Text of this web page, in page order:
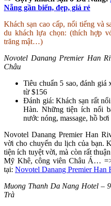
Nẵng gần biển, đẹp, giá rẻ
Khách sạn cao cấp, nổi tiếng và
du khách lựa chọn: (thích hợp
trăng mật…)
Novotel Danang Premier Han
Châu
Tiêu chuẩn 5 sao, đánh giá
từ $156
Đánh giá: Khách sạn rất
Hàn. Những tiện ích nổi
nước nóng, massage, hồ
Novotel Danang Premier Han
vời cho chuyến du lịch của bạn.
tiện ích tuyệt vời, mà còn rất
Mỹ Khê, công viên Châu Á…
tại: Novotel Danang Premier Han
Muong Thanh Da Nang Hotel –
Trà